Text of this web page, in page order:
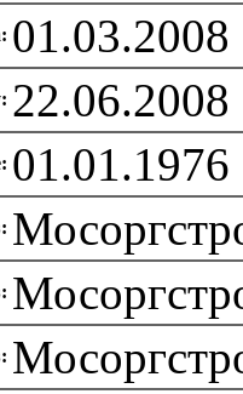
01.03.2008
22.06.2008
01.01.1976